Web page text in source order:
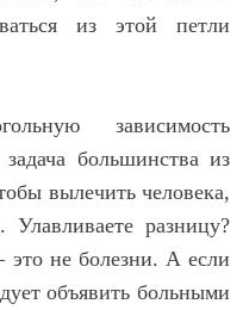
из этой петли
зависимость
большинства из
вылечить человека,
разницу?
не болезни. А если
объявить больными